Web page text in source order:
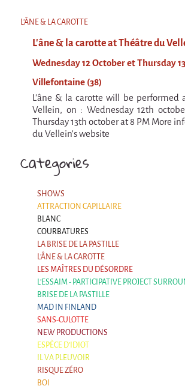
Cycling tour
9 km²
Pétaouchnok Collective
Events
Cirque & Mer
Cirque & Mer
Cirque & Mer 2017- The little
Previous editions
Festival "Tant qu'il y aura des
What's this?
Previous years
International
The approach
MOST - A bridge between
and Bretagne
Argentina & Chile
Travel diaries
Galapiat's Travels Blog
Categories
SHOWS
ATTRACTION CAPILLAIRE
BLANC
COURBATURES
LA BRISE DE LA PASTILLE
L'ÂNE & LA CAROTTE
LES MAÎTRES DU DÉSORDRE
L'ESSAIM - PARTICIPATIVE PROJECT
BRISE DE LA PASTILLE
MAD IN FINLAND
SANS-CULOTTE
NEW PRODUCTIONS
ESPÈCE D'IDIOT
IL VA PLEUVOIR
RISQUE ZÉRO
BOI
L'ÂNE & LA CAROTTE
L'âne & la carotte at Théâtre du
Wednesday 12 October et Thursday
Villefontaine (38)
L'âne & la carotte will be performed
Vellein, on : Wednesday 12th
Thursday 13th october at 8 PM More
du Vellein's website